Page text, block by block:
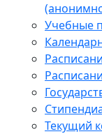
Учебные
Текущий